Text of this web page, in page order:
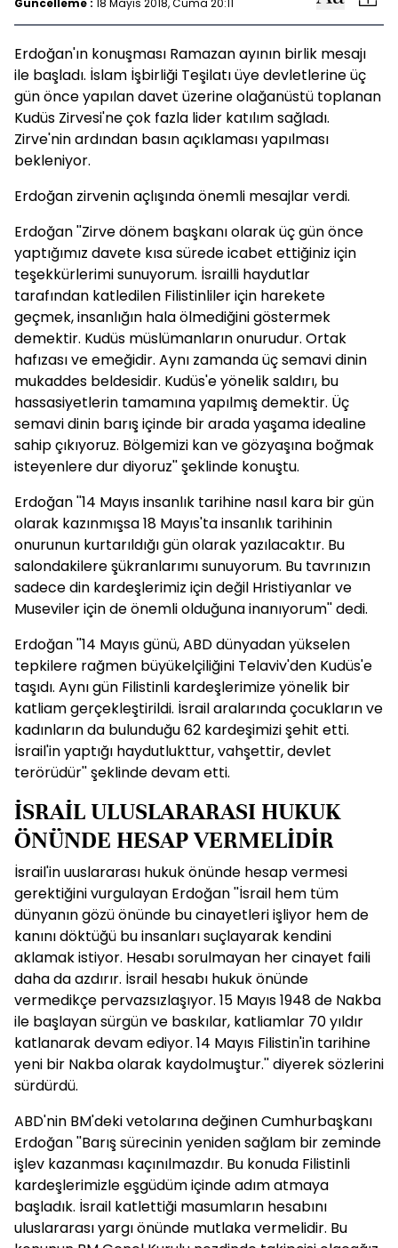
Erdoğan'ın konuşması Ramazan ayının birlik mesajı
ile başladı. İslam İşbirliği Teşilatı üye devletlerine üç
gün önce yapılan davet üzerine olağanüstü toplanan
Kudüs Zirvesi'ne çok fazla lider katılım sağladı.
Zirve'nin ardından basın açıklaması yapılması
bekleniyor.
Erdoğan zirvenin açlışında önemli mesajlar verdi.
Erdoğan ''Zirve dönem başkanı olarak üç gün önce
yaptığımız davete kısa sürede icabet ettiğiniz için
teşekkürlerimi sunuyorum. İsrailli haydutlar
tarafından katledilen Filistinliler için harekete
geçmek, insanlığın hala ölmediğini göstermek
demektir. Kudüs müslümanların onurudur. Ortak
hafızası ve emeğidir. Aynı zamanda üç semavi dinin
mukaddes beldesidir. Kudüs'e yönelik saldırı, bu
hassasiyetlerin tamamına yapılmış demektir. Üç
semavi dinin barış içinde bir arada yaşama idealine
sahip çıkıyoruz. Bölgemizi kan ve gözyaşına boğmak
isteyenlere dur diyoruz'' şeklinde konuştu.
Erdoğan ''14 Mayıs insanlık tarihine nasıl kara bir gün
olarak kazınmışsa 18 Mayıs'ta insanlık tarihinin
onurunun kurtarıldığı gün olarak yazılacaktır. Bu
salondakilere şükranlarımı sunuyorum. Bu tavrınızın
sadece din kardeşlerimiz için değil Hristiyanlar ve
Museviler için de önemli olduğuna inanıyorum'' dedi.
Erdoğan ''14 Mayıs günü, ABD dünyadan yükselen
tepkilere rağmen büyükelçiliğini Telaviv'den Kudüs'e
taşıdı. Aynı gün Filistinli kardeşlerimize yönelik bir
katliam gerçekleştirildi. İsrail aralarında çocukların ve
kadınların da bulunduğu 62 kardeşimizi şehit etti.
İsrail'in yaptığı haydutlukttur, vahşettir, devlet
terörüdür'' şeklinde devam etti.
İSRAİL ULUSLARARASI HUKUK
ÖNÜNDE HESAP VERMELİDİR
İsrail'in uuslararası hukuk önünde hesap vermesi
gerektiğini vurgulayan Erdoğan ''İsrail hem tüm
dünyanın gözü önünde bu cinayetleri işliyor hem de
kanını döktüğü bu insanları suçlayarak kendini
aklamak istiyor. Hesabı sorulmayan her cinayet faili
daha da azdırır. İsrail hesabı hukuk önünde
vermedikçe pervazsızlaşıyor. 15 Mayıs 1948 de Nakba
ile başlayan sürgün ve baskılar, katliamlar 70 yıldır
katlanarak devam ediyor. 14 Mayıs Filistin'in tarihine
yeni bir Nakba olarak kaydolmuştur.'' diyerek sözlerini
sürdürdü.
ABD'nin BM'deki vetolarına değinen Cumhurbaşkanı
Erdoğan ''Barış sürecinin yeniden sağlam bir zeminde
işlev kazanması kaçınılmazdır. Bu konuda Filistinli
kardeşlerimizle eşgüdüm içinde adım atmaya
başladık. İsrail katlettiği masumların hesabını
uluslararası yargı önünde mutlaka vermelidir. Bu